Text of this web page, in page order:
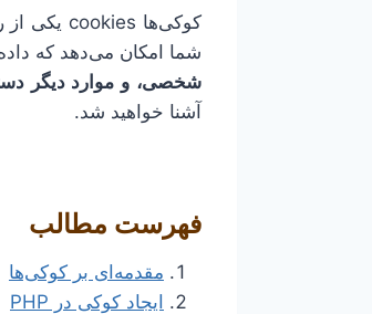
کوکی‌ها cookies یکی از روش‌های محبوب برای
شما امکان می‌دهد که
شخصی، و موارد دیگر
آشنا خواهید شد.
فهرست مطالب
مقدمه‌ای بر کوکی‌ها
ایجاد کوکی در PHP